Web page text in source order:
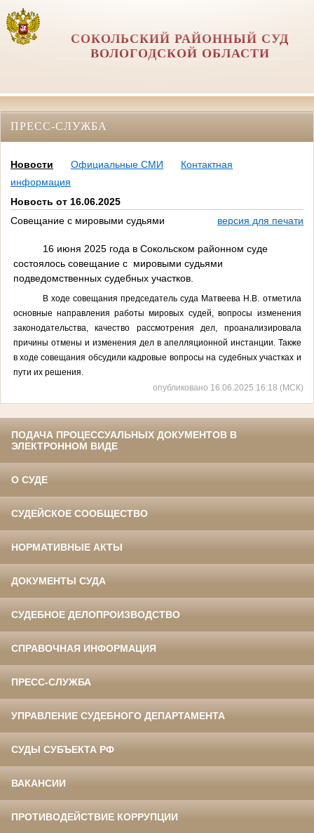
СОКОЛЬСКИЙ РАЙОННЫЙ СУД
ВОЛОГОДСКОЙ ОБЛАСТИ
ПРЕСС-СЛУЖБА
Новости Официальные СМИ
Контактная
информация
Новость от 16.06.2025
Совещание с мировыми судьями
версия для печати
16 июня 2025 года в Сокольском районном суде
состоялось совещание с мировыми судьями
подведомственных судебных участков.
В ходе совещания председатель суда Матвеева Н.В. отметила
основные направления работы мировых судей, вопросы изменения
законодательства, качество рассмотрения дел, проанализировала
причины отмены и изменения дел в апелляционной инстанции. Также
в ходе совещания обсудили кадровые вопросы на судебных участках и
пути их решения.
опубликовано 16.06.2025 16:18 (МСК)
ПОДАЧА ПРОЦЕССУАЛЬНЫХ ДОКУМЕНТОВ В
ЭЛЕКТРОННОМ ВИДЕ
О СУДЕ
СУДЕЙСКОЕ СООБЩЕСТВО
НОРМАТИВНЫЕ АКТЫ
ДОКУМЕНТЫ СУДА
СУДЕБНОЕ ДЕЛОПРОИЗВОДСТВО
СПРАВОЧНАЯ ИНФОРМАЦИЯ
ПРЕСС-СЛУЖБА
УПРАВЛЕНИЕ СУДЕБНОГО ДЕПАРТАМЕНТА
СУДЫ СУБЪЕКТА РФ
ВАКАНСИИ
ПРОТИВОДЕЙСТВИЕ КОРРУПЦИИ